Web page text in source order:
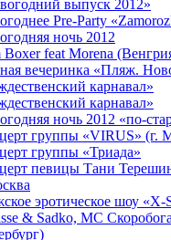
выпуск 2012»
Pre-Party
ночь 2012
Boxer feat Morena
вечеринка «Пляж.
карнавал»
карнавал»
ночь 2012 «по-
группы «VIRUS» (г.
группы «Триада»
певицы Тани
эротическое шоу «X-
& Sadko, MC